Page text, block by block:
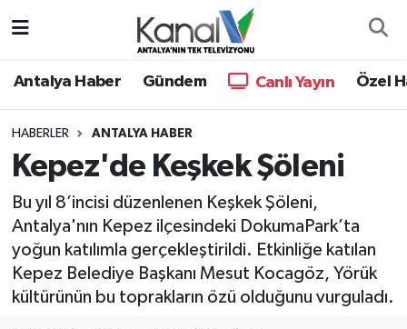
Antalya Haber Gündem Canlı Yayın Özel
HABERLER ANTALYA HABER
Kepez'de Keşkek Şöleni
Bu yıl 8’incisi düzenlenen Keşkek Şöleni,
Antalya'nın Kepez ilçesindeki DokumaPark’ta
yoğun katılımla gerçekleştirildi. Etkinliğe katılan
Kepez Belediye Başkanı Mesut Kocagöz, Yörük
kültürünün bu toprakların özü olduğunu vurguladı.
Antalya Haber
Dünya
Eğitim
Ekonomi
Gündem
Hava Durumu
Trafik Durumu
Süper Lig Puan Durumu ve Fikstür
Tüm Manşetler
Son Dakika Haberleri